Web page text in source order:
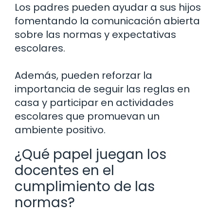
Los padres pueden ayudar a sus hijos
fomentando la comunicación abierta
sobre las normas y expectativas
escolares.
Además, pueden reforzar la
importancia de seguir las reglas en
casa y participar en actividades
escolares que promuevan un
ambiente positivo.
¿Qué papel juegan los
docentes en el
cumplimiento de las
normas?